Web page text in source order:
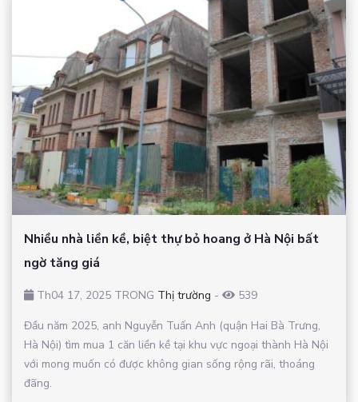
Nhiều nhà liền kề, biệt thự bỏ hoang ở Hà Nội bất
ngờ tăng giá
Th04 17, 2025 TRONG Thị trường -
539
Đầu năm 2025, anh Nguyễn Tuấn Anh (quận Hai Bà Trưng,
Hà Nội) tìm mua 1 căn liền kề tại khu vực ngoại thành Hà Nội
với mong muốn có được không gian sống rộng rãi, thoáng
đãng.